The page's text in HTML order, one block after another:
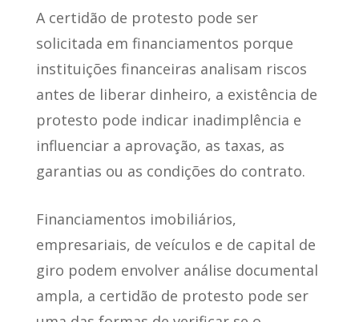
A certidão de protesto pode ser
solicitada em financiamentos porque
instituições financeiras analisam riscos
antes de liberar dinheiro, a existência de
protesto pode indicar inadimplência e
influenciar a aprovação, as taxas, as
garantias ou as condições do contrato.
Financiamentos imobiliários,
empresariais, de veículos e de capital de
giro podem envolver análise documental
ampla, a certidão de protesto pode ser